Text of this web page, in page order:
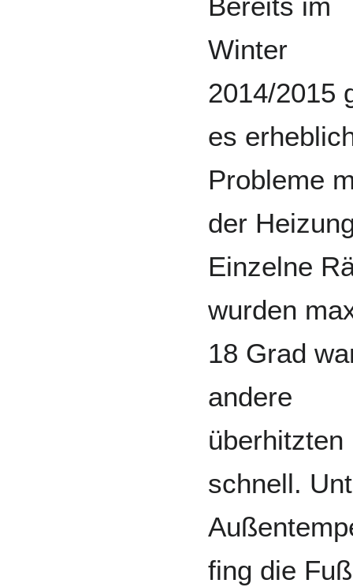
Winter
2014/2015
es
Probleme
der
Einzelne
wurden
18 Grad
andere
überhitzten
schnell.
fing die